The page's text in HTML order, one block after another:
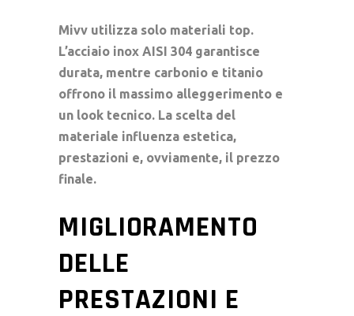
Mivv utilizza solo materiali top.
L’acciaio inox AISI 304 garantisce
durata, mentre carbonio e titanio
offrono il massimo alleggerimento e
un look tecnico. La scelta del
materiale influenza estetica,
prestazioni e, ovviamente, il prezzo
finale.
MIGLIORAMENTO
DELLE
PRESTAZIONI E